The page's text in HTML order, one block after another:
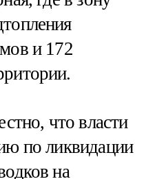
и 172
что власти
по ликвидации
на